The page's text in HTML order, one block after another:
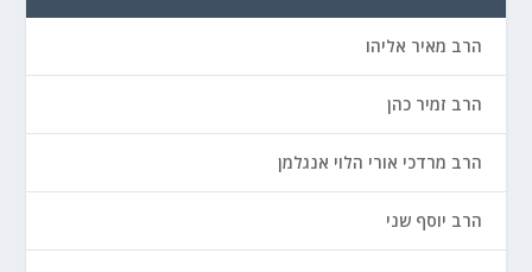
הרב מאיר אליהו
הרב זמיר כהן
הרב מרדכי אורי הלוי אנגלמן
הרב יוסף שני